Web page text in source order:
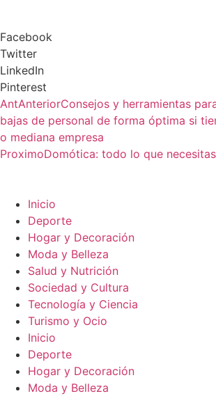
Facebook
Twitter
LinkedIn
Pinterest
AntAnteriorConsejos y herramientas
bajas de personal de forma óptima si
o mediana empresa
ProximoDomótica: todo lo que
Inicio
Deporte
Hogar y Decoración
Moda y Belleza
Salud y Nutrición
Sociedad y Cultura
Tecnología y Ciencia
Turismo y Ocio
Inicio
Deporte
Hogar y Decoración
Moda y Belleza